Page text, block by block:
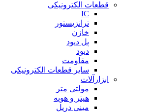
قطعات الکترونیکی
IC
ترانزیستور
خازن
پل دیود
دیود
مقاومت
سایر قطعات الکترونیکی
ابزارآلات
مولتی متر
هیتر و هویه
مینی دریل